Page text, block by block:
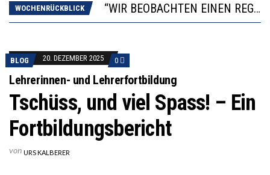
WOCHENRÜCKBLICK
“WIR BEOBACHTEN EINEN REGELRECHTEN STURZFLUG BEI DEN LERNLEISTUNGEN”
DIE VERSTÄRKTE HARMONISIERUNG IM SCHULWESEN VERRINGERT DAS INNOVATIONSPOTENZIAL
BLOG 20. DEZEMBER 2025 0
Lehrerinnen- und Lehrerfortbildung
Tschüss, und viel Spass! – Ein
Fortbildungsbericht
von URS KALBERER